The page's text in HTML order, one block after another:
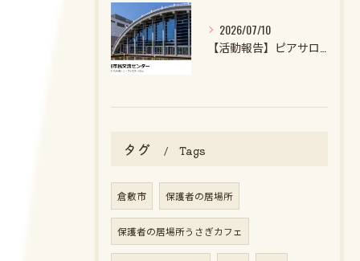
2026/07/10
タグ Tags
倉敷市 保護者の居場所
保護者の居場所うさぎカフェ